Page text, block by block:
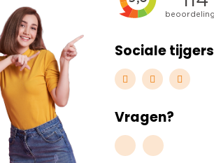
Sociale tijgers
Vragen?